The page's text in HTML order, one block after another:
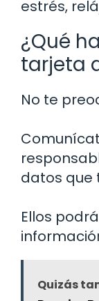
estrés,
¿Qué
tarjeta
No te
datos que
Ellos
Quizás